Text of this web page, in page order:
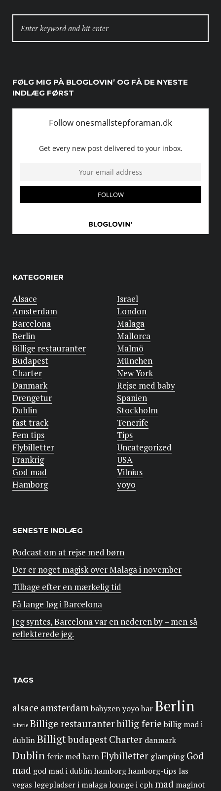
FOR:
FØLG MIG PÅ BLOGLOVIN’ OG FÅ DE NYESTE
INDLÆG FØRST
KATEGORIER
Alsace
Amsterdam
Barcelona
Berlin
Billige restauranter
Budapest
Charter
Danmark
Drengetur
Dublin
fast track
Fem tips
Flybilletter
Frankrig
God mad
Hamborg
Israel
London
Malaga
Mallorca
Malmö
München
New York
Rejse med baby
Spanien
Stockholm
Tenerife
Tips
Uncategorized
USA
Vilnius
yoyo
SENESTE INDLÆG
Podcast om at rejse med børn
Der er noget magisk over Malaga i november
Tilbage efter en mærkelig tid
Få lange løg i Barcelona
Jeg syntes, Barcelona var en nederen by – men så
reflekterede jeg.
TAGS
alsace amsterdambabyzen yoyobarBerlin
bilferie Billige restauranterbillig ferie billig mad i
dublinBilligtbudapestCharter danmark
Dublin ferie med barnFlybilletter glamping God
mad god mad i dublinhamborghamborg-tips las
vegas legepladser i malaga lounge i cphmad maginot